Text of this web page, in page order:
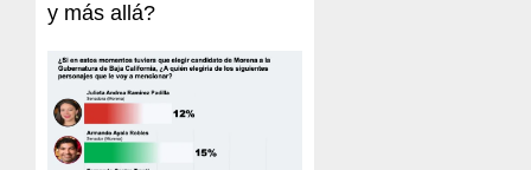
y más allá?